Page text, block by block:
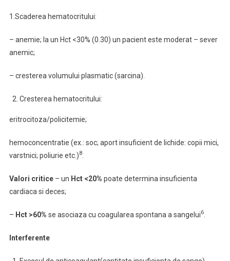
1.Scaderea hematocritului:
– anemie; la un Hct <30% (0.30) un pacient este moderat – sever
anemic;
– cresterea volumului plasmatic (sarcina).
Cresterea hematocritului:
eritrocitoza/policitemie;
hemoconcentratie (ex.: soc; aport insuficient de lichide: copii mici,
varstnici; poliurie etc.)8.
Valori critice– un Hct <20% poate determina insuficienta
cardiaca si deces;
– Hct >60% se asociaza cu coagularea spontana a sangelui6.
Interferente